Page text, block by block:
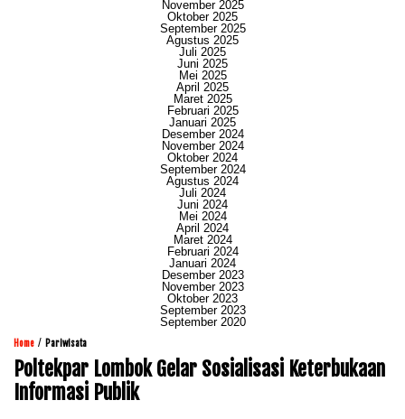
November 2025
Oktober 2025
September 2025
Agustus 2025
Juli 2025
Juni 2025
Mei 2025
April 2025
Maret 2025
Februari 2025
Januari 2025
Desember 2024
November 2024
Oktober 2024
September 2024
Agustus 2024
Juli 2024
Juni 2024
Mei 2024
April 2024
Maret 2024
Februari 2024
Januari 2024
Desember 2023
November 2023
Oktober 2023
September 2023
September 2020
Home / Pariwisata
Poltekpar Lombok Gelar Sosialisasi Keterbukaan
Informasi Publik